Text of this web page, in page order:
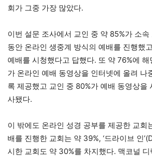
회가 그중 가장 많았다.
이번 설문 조사에서 교인 중 약 85%가 소
동안 온라인 생중계 방식의 예배를 진행했
예배를 시청했다고 답했다. 또 약 76%에 해
가 온라인 예배 동영상을 인터넷에 올려 나
록 제공했고 교인 중 80%가 예배 동영상을
사됐다.
이 밖에도 온라인 성경 공부를 제공한 교회
배를 진행한 교회는 약 39%, ‘드라이브 인
시한 교회도 약 30%를 차지했다. 맥코널 디